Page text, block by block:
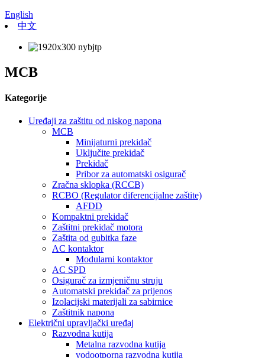
English
中文
MCB
Kategorije
Uređaji za zaštitu od niskog napona
MCB
Minijaturni prekidač
Uključite prekidač
Prekidač
Pribor za automatski osigurač
Zračna sklopka (RCCB)
RCBO (Regulator diferencijalne zaštite)
AFDD
Kompaktni prekidač
Zaštitni prekidač motora
Zaštita od gubitka faze
AC kontaktor
Modularni kontaktor
AC SPD
Osigurač za izmjeničnu struju
Automatski prekidač za prijenos
Izolacijski materijali za sabirnice
Zaštitnik napona
Električni upravljački uređaj
Razvodna kutija
Metalna razvodna kutija
vodootporna razvodna kutija